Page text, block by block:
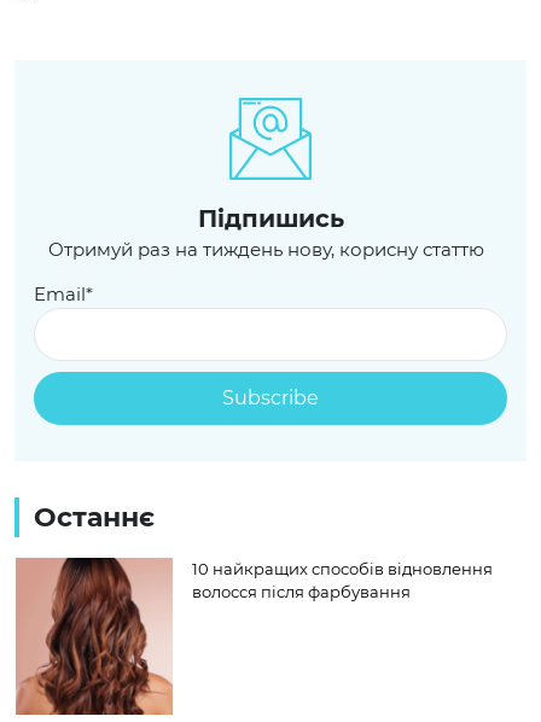
Пiдпишись
Отримуй раз на тиждень нову, корисну статтю
Email*
Останнє
10 найкращих способів відновлення
волосся після фарбування